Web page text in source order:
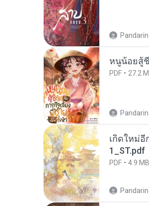
Pandarin
หนูน้อยสู้
PDF 27.2
Pandarin
เกิดใหม่อี
1_ST.pdf
PDF 4.9 MB
Pandarin